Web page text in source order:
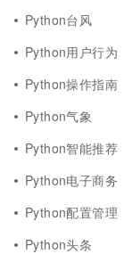
Python台风
Python用户行为
Python操作指南
Python气象
Python智能推荐
Python电子商务
Python配置管理
Python头条